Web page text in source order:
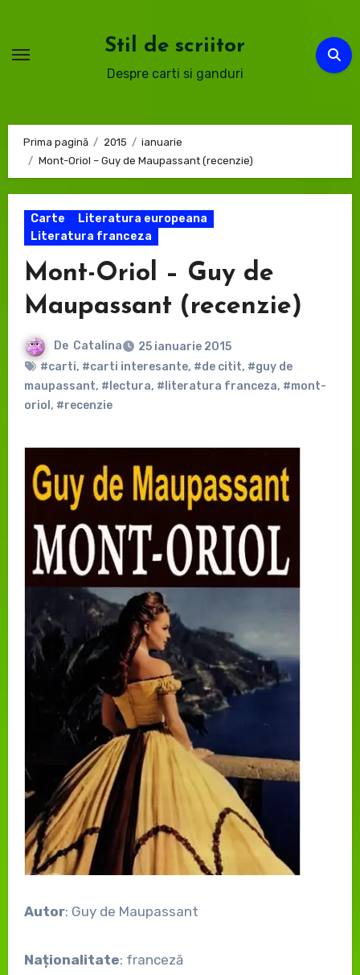
conținut
Stil de scriitor
Despre carti si ganduri
Prima pagină 2015
ianuarie
Mont-Oriol – Guy de Maupassant (recenzie)
Carte
Literatura europeana
Literatura franceza
Mont-Oriol – Guy de
Maupassant (recenzie)
De Catalina
25 ianuarie 2015
#carti, #carti interesante, #de citit, #guy de
maupassant, #lectura, #literatura franceza, #mont-
oriol , #recenzie
Autor: Guy de Maupassant
Naționalitate: franceză